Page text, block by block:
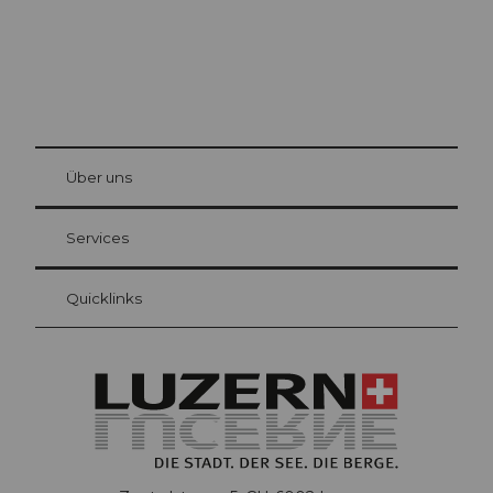
Gästekarte Luzern
Ihre Vorteile als Übernachtungsgast
at Bre
Über uns
Services
Quicklinks